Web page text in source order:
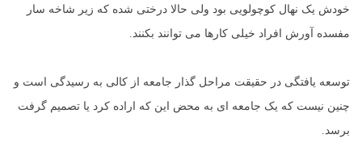
خودش یک نهال کوچولویی بود ولی حالا درختی شده که زیر شاخه سار
مفسده آورش افراد خیلی کارها می توانند بکنند.
توسعه یافتگی در حقیقت مراحل گذار جامعه از کالی به رسیدگی است و
چنین نیست که یک جامعه ای به محض این که اراده کرد یا تصمیم گرفت
برسد.